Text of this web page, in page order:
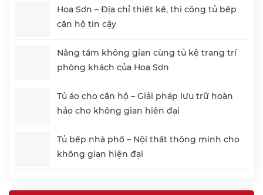
Hoa Sơn – Địa chỉ thiết kế, thi công tủ bếp
căn hộ tin cậy
Nâng tầm không gian cùng tủ kệ trang trí
phòng khách của Hoa Sơn
Tủ áo cho căn hộ – Giải pháp lưu trữ hoàn
hảo cho không gian hiện đại
Tủ bếp nhà phố – Nội thất thông minh cho
không gian hiện đại